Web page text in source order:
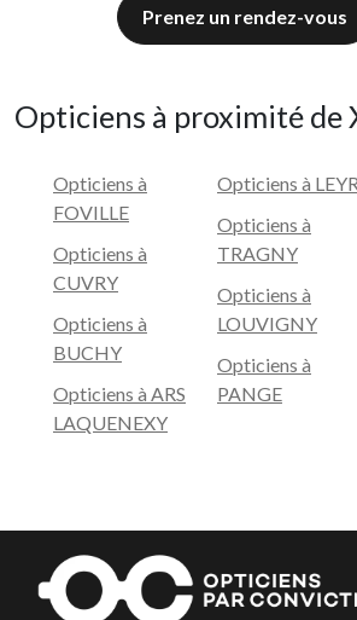
Prenez un rendez-vous
Opticiens à proximité de
Opticiens à
FOVILLE
Opticiens à
CUVRY
Opticiens à
BUCHY
Opticiens à ARS
LAQUENEXY
Opticiens à LEYR
Opticiens à
TRAGNY
Opticiens à
LOUVIGNY
Opticiens à
PANGE